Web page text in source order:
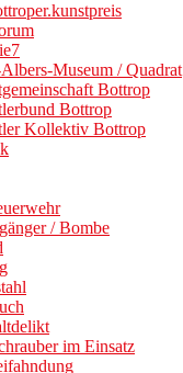
Museum / Quadrat
Bottrop
Bottrop
Kollektiv Bottrop
/ Bombe
im Einsatz